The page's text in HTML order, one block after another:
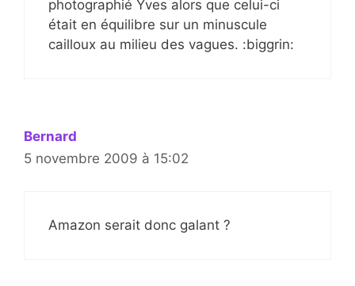
photographié Yves alors que celui-ci
était en équilibre sur un minuscule
cailloux au milieu des vagues. :biggrin:
Bernard
5 novembre 2009 à 15:02
Amazon serait donc galant ?